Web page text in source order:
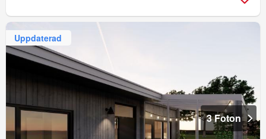
Uppdaterad
3 Foton